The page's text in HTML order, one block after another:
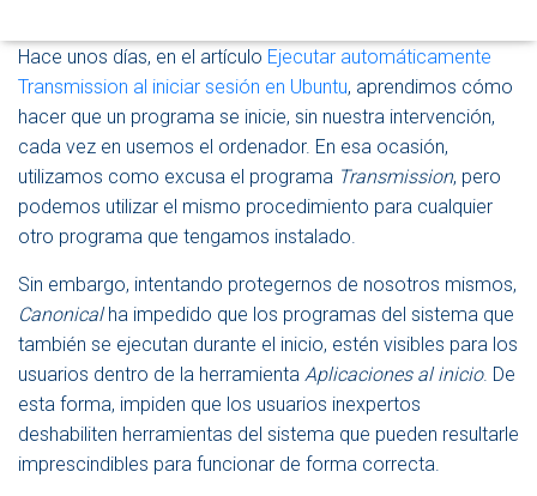
E
A
A
Hace unos días, en el artículo Ejecutar automáticamente
Transmission al iniciar sesión en Ubuntu, aprendimos cómo
hacer que un programa se inicie, sin nuestra intervención,
cada vez en usemos el ordenador. En esa ocasión,
utilizamos como excusa el programa Transmission, pero
podemos utilizar el mismo procedimiento para cualquier
otro programa que tengamos instalado.
Sin embargo, intentando protegernos de nosotros mismos,
Canonicalha impedido que los programas del sistema que
también se ejecutan durante el inicio, estén visibles para los
usuarios dentro de la herramienta Aplicaciones al inicio. De
esta forma, impiden que los usuarios inexpertos
deshabiliten herramientas del sistema que pueden resultarle
imprescindibles para funcionar de forma correcta.